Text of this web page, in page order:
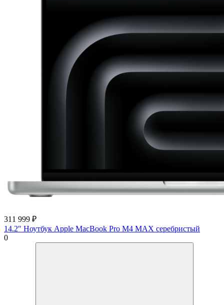
311 999 ₽
14.2″ Ноутбук Apple MacBook Pro M4 MAX серебристый
0